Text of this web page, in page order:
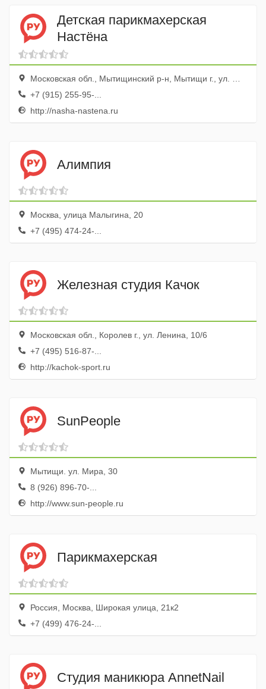
Детская парикмахерская
Настёна
Московская обл., Мытищинский р-н, Мытищи г., ул. Юбилейная, 24а
+7 (915) 255-95-...
http://nasha-nastena.ru
Алимпия
Москва, улица Малыгина, 20
+7 (495) 474-24-...
Железная студия Качок
Московская обл., Королев г., ул. Ленина, 10/6
+7 (495) 516-87-...
http://kachok-sport.ru
SunPeople
Мытищи. ул. Мира, 30
8 (926) 896-70-...
http://www.sun-people.ru
Парикмахерская
Россия, Москва, Широкая улица, 21к2
+7 (499) 476-24-...
Студия маникюра AnnetNail